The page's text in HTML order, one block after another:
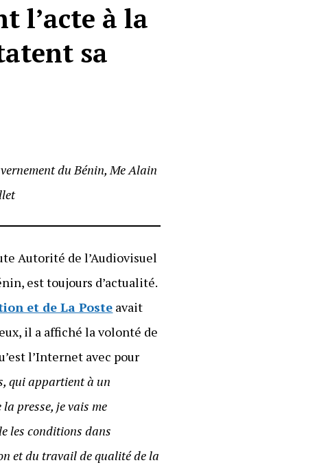
l’acte à la
sa
du Bénin, Me Alain
Autorité de l’Audiovisuel
est toujours d’actualité.
et de La Poste avait
il a affiché la volonté de
l’Internet avec pour
qui appartient à un
presse, je vais me
les conditions dans
et du travail de qualité de la